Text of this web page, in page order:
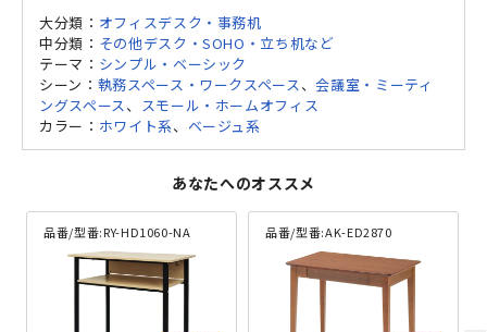
大分類： オフィスデスク・事務机
中分類： その他デスク・SOHO・立ち机など
テーマ： シンプル・ベーシック
シーン： 執務スペース・ワークスペース 、会議室・ミーティ
ングスペース 、
スモール・ホームオフィス
カラー： ホワイト系、 ベージュ系
あなたへのオススメ
品番/型番:RY-HD1060-NA 品番/型番:AK-ED2870